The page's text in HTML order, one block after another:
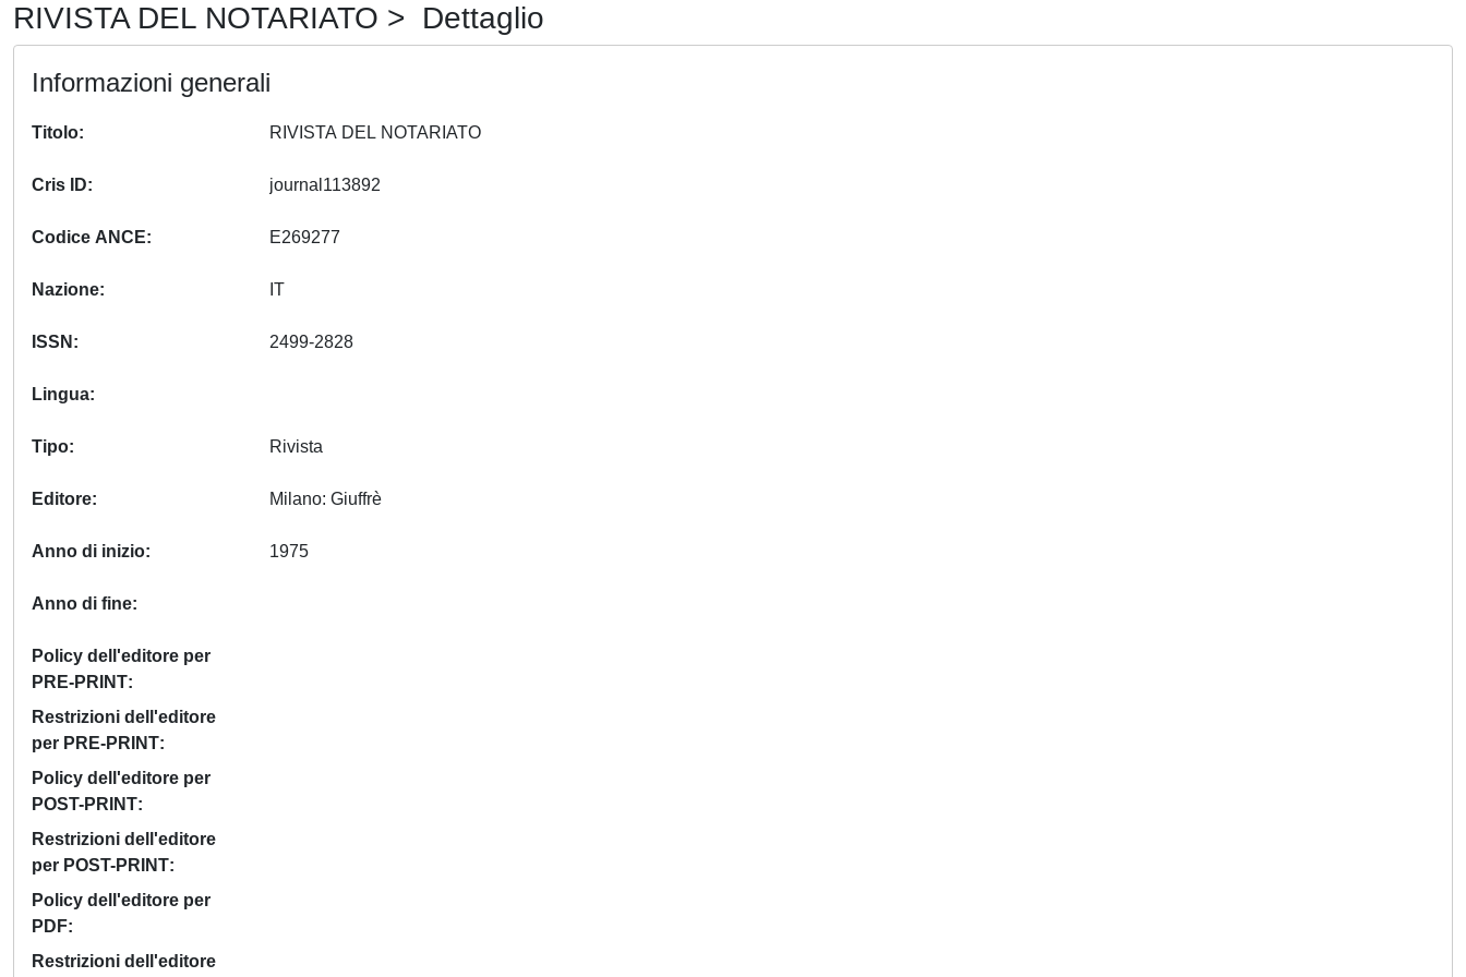
RIVISTA DEL NOTARIATO > Dettaglio
Informazioni generali
Titolo
Cris ID
Codice ANCE
Nazione
ISSN
Lingua
Tipo Rivista
Editore
Anno di inizio
Anno di fine
Policy dell'editore per
PRE-PRINT
Restrizioni dell'editore
per PRE-PRINT
Policy dell'editore per
POST-PRINT
Restrizioni dell'editore
per POST-PRINT
Policy dell'editore per
PDF
Restrizioni dell'editore